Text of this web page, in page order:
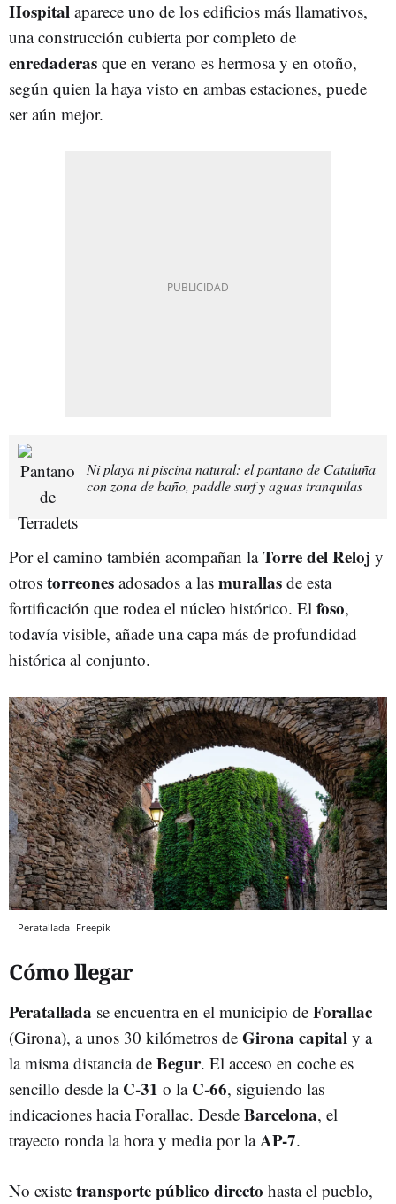
Hospital aparece uno de los edificios más llamativos,
una construcción cubierta por completo de
enredaderas que en verano es hermosa y en otoño,
según quien la haya visto en ambas estaciones, puede
ser aún mejor.
Ni playa ni piscina natural: el pantano de Cataluña
con zona de baño, paddle surf y aguas tranquilas
Por el camino también acompañan laTorre del Reloj y
otros torreones adosados a las murallas de esta
fortificación que rodea el núcleo histórico. El foso,
todavía visible, añade una capa más de profundidad
histórica al conjunto.
Peratallada Freepik
Cómo llegar
Peratallada se encuentra en el municipio de Forallac
(Girona), a unos 30 kilómetros de Girona capital y a
la misma distancia de Begur. El acceso en coche es
sencillo desde la C-31 o la C-66, siguiendo las
indicaciones hacia Forallac. Desde Barcelona, el
trayecto ronda la hora y media por laAP-7.
No existe transporte público directo hasta el pueblo,